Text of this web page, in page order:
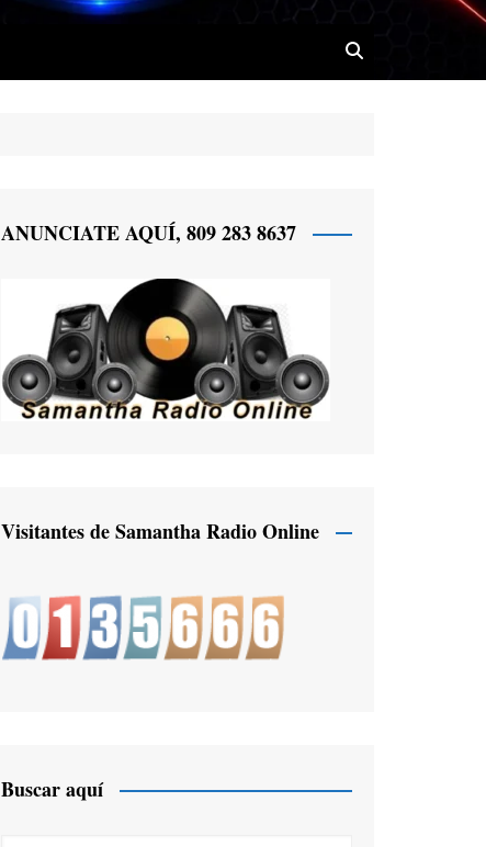
ANUNCIATE AQUÍ, 809 283 8637
Visitantes de Samantha Radio Online
Buscar aquí